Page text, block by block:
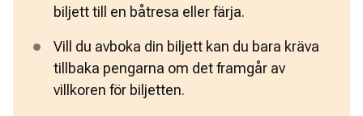
biljett till en båtresa eller färja.
Vill du avboka din biljett kan du bara kräva
tillbaka pengarna om det framgår av
villkoren för biljetten.